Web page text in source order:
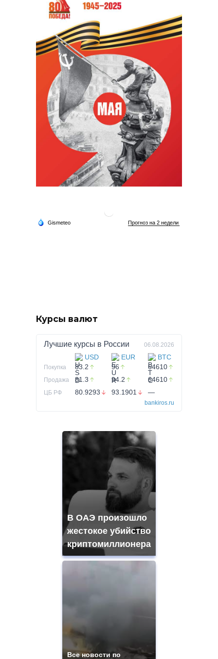
Курсы валют
Лучшие курсы в России 06.08.2026
USD EUR BTC
Покупка 83.2 96 64610
Продажа 81.3 94.2 64610
ЦБ РФ 80.9293 93.1901 —
bankiros.ru
В ОАЭ произошло
жестокое убийство
криптомиллионера
Все новости по